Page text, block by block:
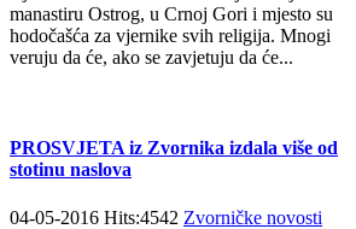
manastiru Ostrog, u Crnoj Gori i mjesto su
hodočašća za vjernike svih religija. Mnogi
veruju da će, ako se zavjetuju da će...
PROSVJETA iz Zvornika izdala više od
stotinu naslova
04-05-2016 Hits:4542 Zvorničke novosti